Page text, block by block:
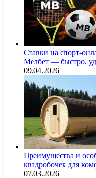
Ставки на спорт-
Мелбет — быстро,
09.04.2026
Преимущества и
квадробочек для
07.03.2026